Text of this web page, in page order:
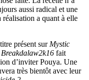
aussi radical et une
a quant à elle
présent sur Mystic
Breakdalaw2k16 fait
d’inviter Pouya. Une
très bientôt avec leur